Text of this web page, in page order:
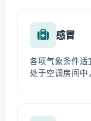
感冒
各项气象条件适
处于空调房间中